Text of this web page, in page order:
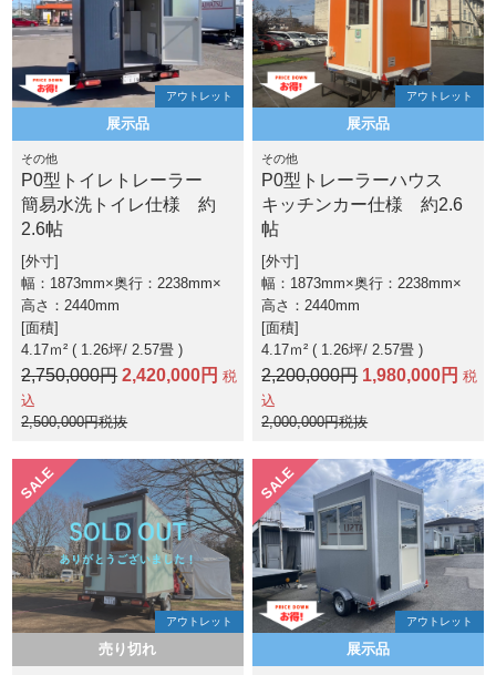
アウトレット
展示品
その他
P0型トイレトレーラー
簡易水洗トイレ仕様 約
2.6帖
外寸
幅：1873mm×奥行：2238mm×
高さ：2440mm
面積
4.17ｍ² ( 1.26坪 2.57畳 )
2,750,000円 2,420,000円 税
込
2,500,000円税抜
アウトレット
展示品
その他
P0型トレーラーハウス
キッチンカー仕様 約2.6
帖
外寸
幅：1873mm×奥行：2238mm×
高さ：2440mm
面積
4.17ｍ² ( 1.26坪 2.57畳 )
2,200,000円 1,980,000円 税
込
2,000,000円税抜
アウトレット
SALE
売り切れ
アウトレット
SALE
展示品